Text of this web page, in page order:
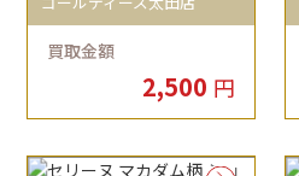
買取金額
2,500 円